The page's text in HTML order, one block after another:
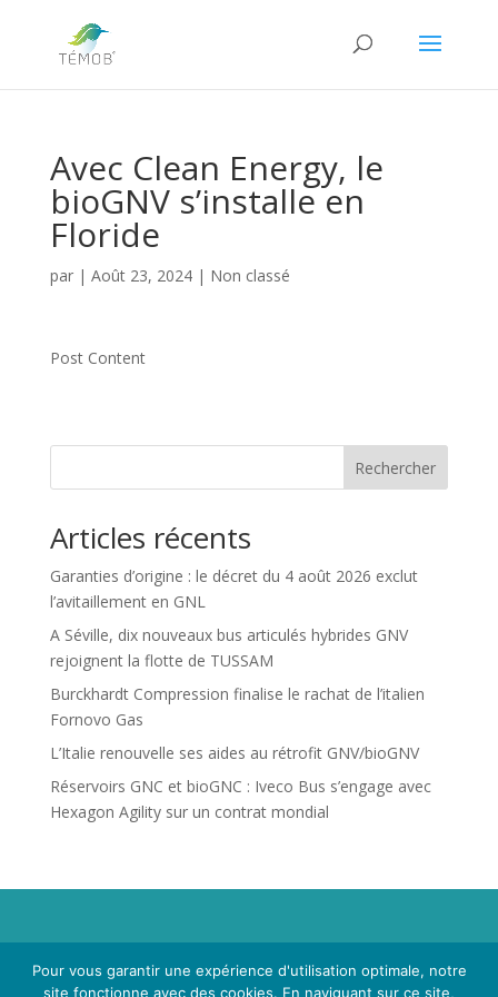
Avec Clean Energy, le
bioGNV s’installe en
Floride
par | Août 23, 2024| Non classé
Post Content
Rechercher
Articles récents
Garanties d’origine : le décret du 4 août 2026 exclut
l’avitaillement en GNL
A Séville, dix nouveaux bus articulés hybrides GNV
rejoignent la flotte de TUSSAM
Burckhardt Compression finalise le rachat de l’italien
Fornovo Gas
L’Italie renouvelle ses aides au rétrofit GNV/bioGNV
Réservoirs GNC et bioGNC : Iveco Bus s’engage avec
Hexagon Agility sur un contrat mondial
Propriété de Territoire d'Energie Lot-et-Garonne. Voir
Mentions LégalesetPolitique de Confidentialité.
Pour vous garantir une expérience d'utilisation optimale, notre
site fonctionne avec des cookies. En naviguant sur ce site,